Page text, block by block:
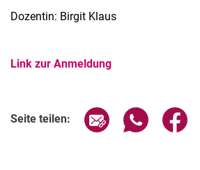
Dozentin: Birgit Klaus
Link zur Anmeldung
Seite teilen: Seite über E-Mail
Seite